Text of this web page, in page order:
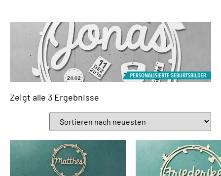
Zeigt alle 3 Ergebnisse